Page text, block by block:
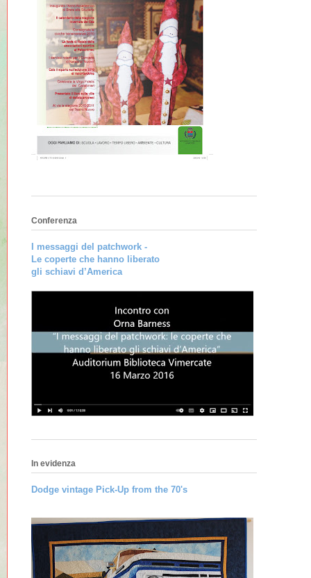
Conferenza
I messaggi del patchwork -
Le coperte che hanno liberato
gli schiavi d’America
In evidenza
Dodge vintage Pick-Up from the 70's